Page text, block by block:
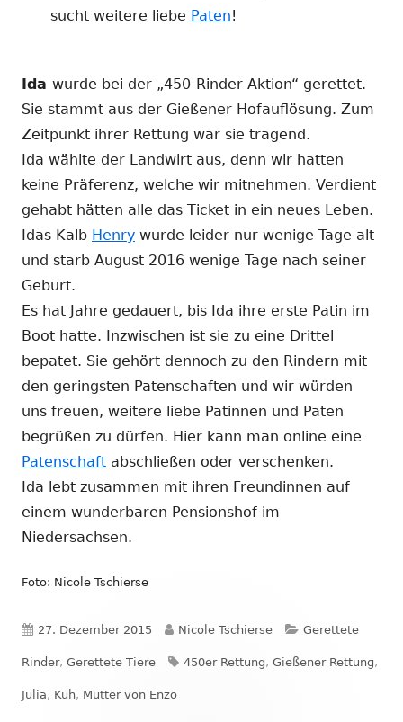
sucht weitere liebe Paten!
Ida wurde bei der „450-Rinder-Aktion“ gerettet.
Sie stammt aus der Gießener Hofauflösung. Zum
Zeitpunkt ihrer Rettung war sie tragend.
Ida wählte der Landwirt aus, denn wir hatten
keine Präferenz, welche wir mitnehmen. Verdient
gehabt hätten alle das Ticket in ein neues Leben.
Idas Kalb Henry wurde leider nur wenige Tage alt
und starb August 2016 wenige Tage nach seiner
Geburt.
Es hat Jahre gedauert, bis Ida ihre erste Patin im
Boot hatte. Inzwischen ist sie zu eine Drittel
bepatet. Sie gehört dennoch zu den Rindern mit
den geringsten Patenschaften und wir würden
uns freuen, weitere liebe Patinnen und Paten
begrüßen zu dürfen. Hier kann man online eine
Patenschaft abschließen oder verschenken.
Ida lebt zusammen mit ihren Freundinnen auf
einem wunderbaren Pensionshof im
Niedersachsen.
Foto: Nicole Tschierse
Veröffentlicht
am
27. Dezember 2015 Autor
Nicole Tschierse Kategorien
Gerettete
Rinder, Gerettete Tiere Schlagwörter
450er Rettung, Gießener Rettung,
Julia, Kuh, Mutter von Enzo